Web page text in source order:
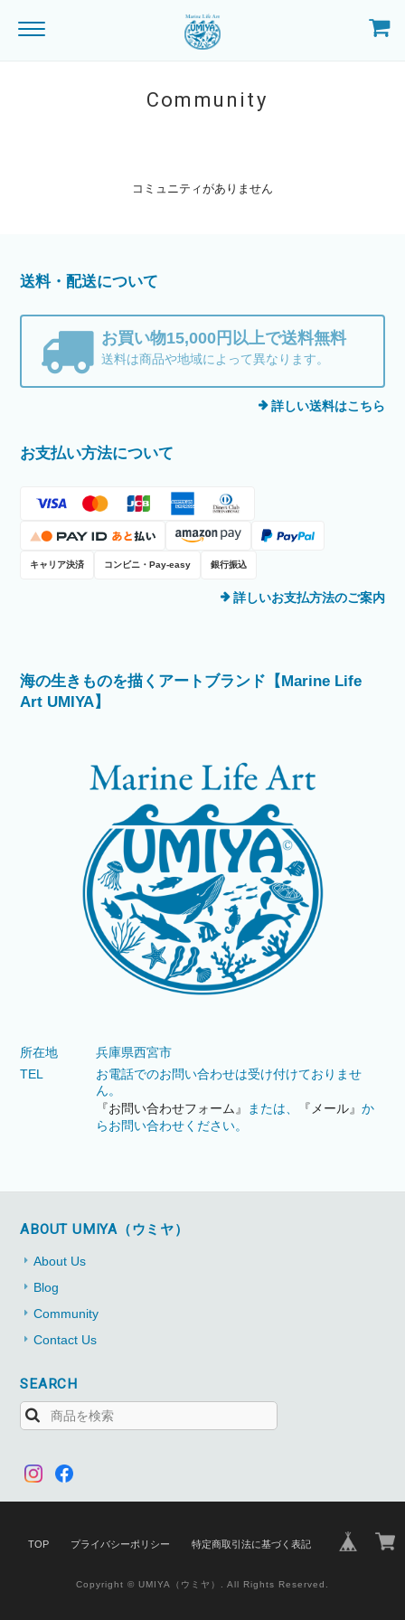
Community
コミュニティがありません
送料・配送について
お買い物15,000円以上で送料無料
送料は商品や地域によって異なります。
詳しい送料はこちら
お支払い方法について
キャリア決済 コンビニ・Pay-easy 銀行振込
詳しいお支払方法のご案内
海の生きものを描くアートブランド【Marine Life
Art UMIYA】
所在地
兵庫県西宮市
TEL
お電話でのお問い合わせは受け付けておりませ
ん。
『お問い合わせフォーム』
または、 『メール』か
らお問い合わせください。
ABOUT UMIYA（ウミヤ）
About Us
Blog
Community
Contact Us
SEARCH
TOP プライバシーポリシー 特定商取引法に基づく表記
Copyright © UMIYA（ウミヤ）. All Rights Reserved.